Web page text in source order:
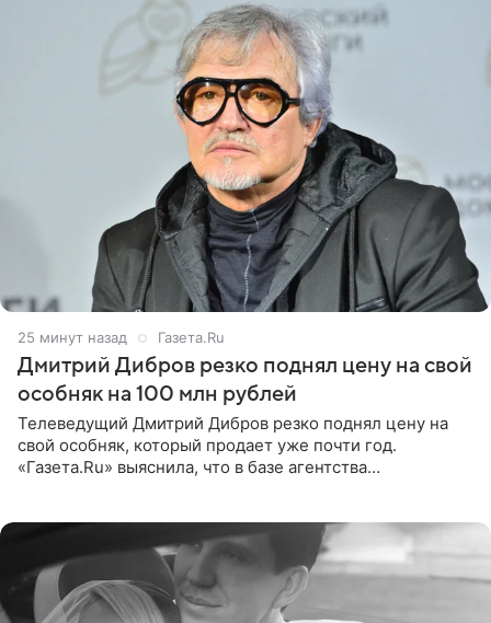
25 минут назад Газета.Ru
Дмитрий Дибров резко поднял цену на свой
особняк на 100 млн рублей
Телеведущий Дмитрий Дибров резко поднял цену на
свой особняк, который продает уже почти год.
«Газета.Ru» выяснила, что в базе агентства